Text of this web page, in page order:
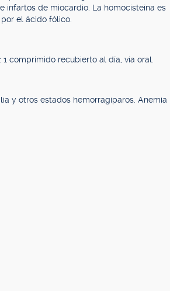
infartos de miocardio. La homocisteína es
el ácido fólico.
comprimido recubierto al día, vía oral.
y otros estados hemorragíparos. Anemia